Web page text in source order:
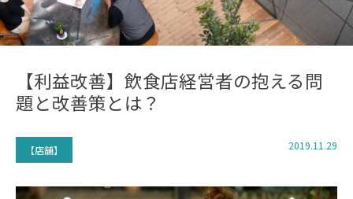
【利益改善】飲食店経営者の抱える問
題と改善策とは？
【店舗】 2019.11.29